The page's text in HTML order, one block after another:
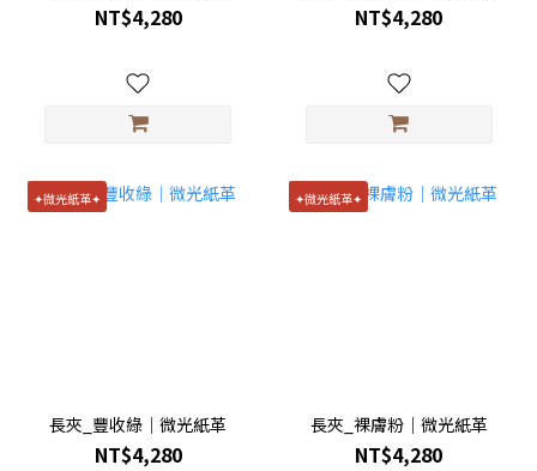
NT$4,280 NT$4,280
✦微光紙革✦
長夾_豐收綠｜微光紙革
NT$4,280
✦微光紙革✦
長夾_裸膚粉｜微光紙革
NT$4,280